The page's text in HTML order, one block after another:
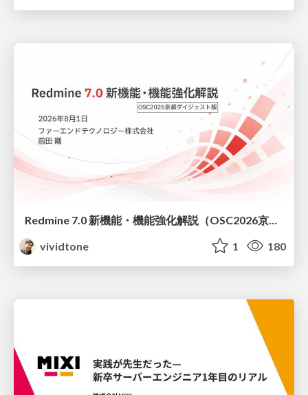
vividtone
1 180